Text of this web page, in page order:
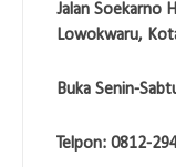
Jalan Soekarno
Lowokwaru,
Buka Senin-
Telpon: 0812-